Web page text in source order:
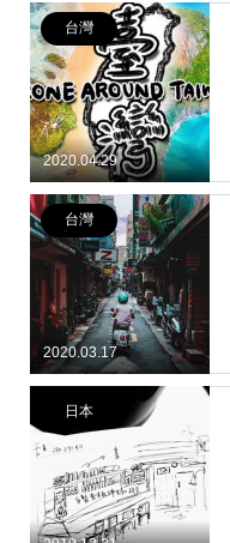
2020.04.29
台灣
2020.03.17
台灣
日本